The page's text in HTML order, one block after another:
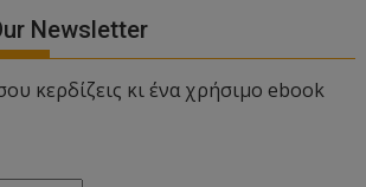
Newsletter
κερδίζεις κι ένα χρήσιμο ebook